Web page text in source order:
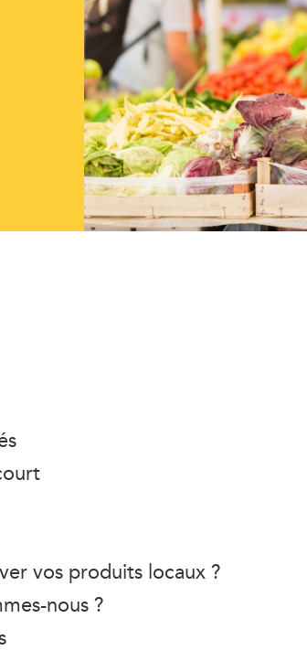
vos produits locaux ?
nous ?